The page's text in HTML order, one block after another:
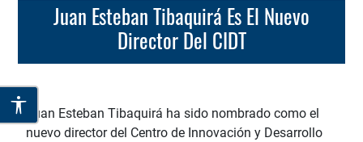
Juan Esteban Tibaquirá Es El Nuevo
Director Del CIDT
Juan Esteban Tibaquirá ha sido nombrado como el
nuevo director del Centro de Innovación y Desarrollo